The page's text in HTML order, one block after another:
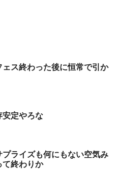
ス終わった後に恒常で引か
安定やろな
ライズも何にもない空気み
て終わりか